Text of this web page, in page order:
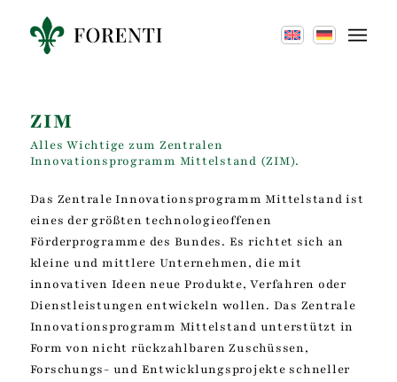
ZIM
Alles Wichtige zum Zentralen
Innovationsprogramm Mittelstand (ZIM).
Das Zentrale Innovationsprogramm Mittelstand ist
eines der größten technologieoffenen
Förderprogramme des Bundes. Es richtet sich an
kleine und mittlere Unternehmen, die mit
innovativen Ideen neue Produkte, Verfahren oder
Dienstleistungen entwickeln wollen. Das Zentrale
Innovationsprogramm Mittelstand unterstützt in
Form von nicht rückzahlbaren Zuschüssen,
Forschungs- und Entwicklungsprojekte schneller